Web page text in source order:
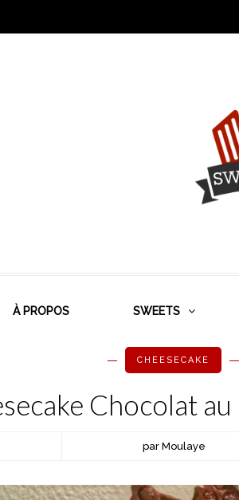
À PROPOS SWEETS
CHEESECAKE
Chocolat
par Moulaye